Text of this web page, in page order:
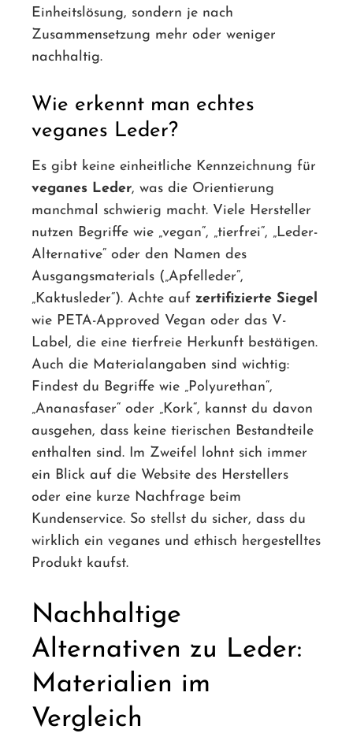
Einheitslösung, sondern je nach
Zusammensetzung mehr oder weniger
nachhaltig.
Wie erkennt man echtes
veganes Leder?
Es gibt keine einheitliche Kennzeichnung für
veganes Leder, was die Orientierung
manchmal schwierig macht. Viele Hersteller
nutzen Begriffe wie „vegan“, „tierfrei“, „Leder-
Alternative“ oder den Namen des
Ausgangsmaterials („Apfelleder“,
„Kaktusleder“). Achte auf zertifizierte Siegel
wie PETA-Approved Vegan oder das V-
Label, die eine tierfreie Herkunft bestätigen.
Auch die Materialangaben sind wichtig:
Findest du Begriffe wie „Polyurethan“,
„Ananasfaser“ oder „Kork“, kannst du davon
ausgehen, dass keine tierischen Bestandteile
enthalten sind. Im Zweifel lohnt sich immer
ein Blick auf die Website des Herstellers
oder eine kurze Nachfrage beim
Kundenservice. So stellst du sicher, dass du
wirklich ein veganes und ethisch hergestelltes
Produkt kaufst.
Nachhaltige
Alternativen zu Leder:
Materialien im
Vergleich